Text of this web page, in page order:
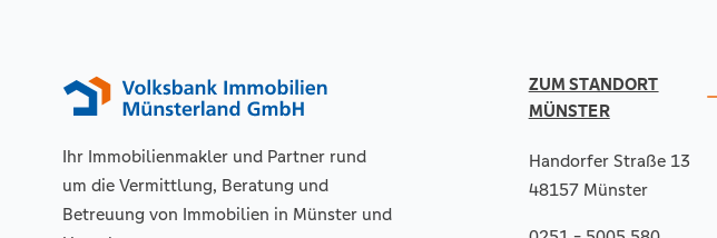
Ihr Immobilienmakler und Partner rund
um die Vermittlung, Beratung und
Betreuung von Immobilien in Münster und
ZUM STANDORT
MÜNSTER
Handorfer Straße 13
48157 Münster